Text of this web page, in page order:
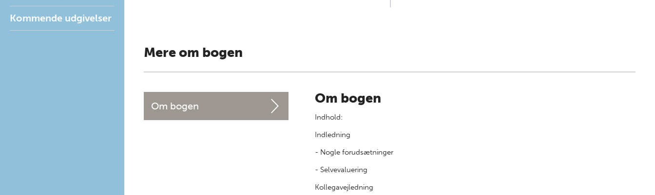
Kommende udgivelser
Mere om bogen
Om bogen Om bogen
Indhold:
Indledning
- Nogle forudsætninger
- Selvevaluering
Kollegavejledning